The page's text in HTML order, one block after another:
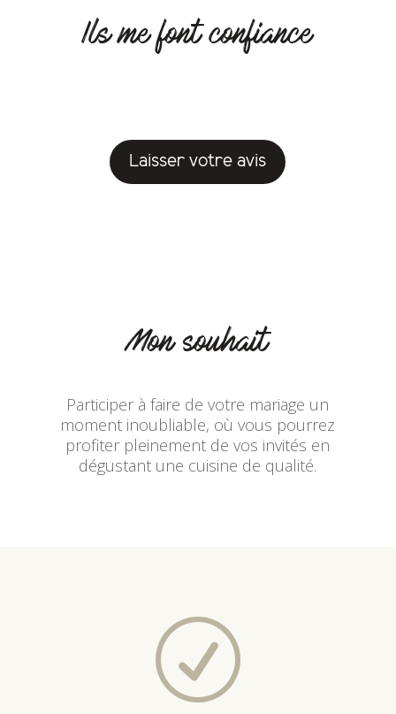
Ils me font confiance
Laisser votre avis
Mon souhait
Participer à faire de votre mariage un
moment inoubliable, où vous pourrez
profiter pleinement de vos invités en
dégustant une cuisine de qualité.
R